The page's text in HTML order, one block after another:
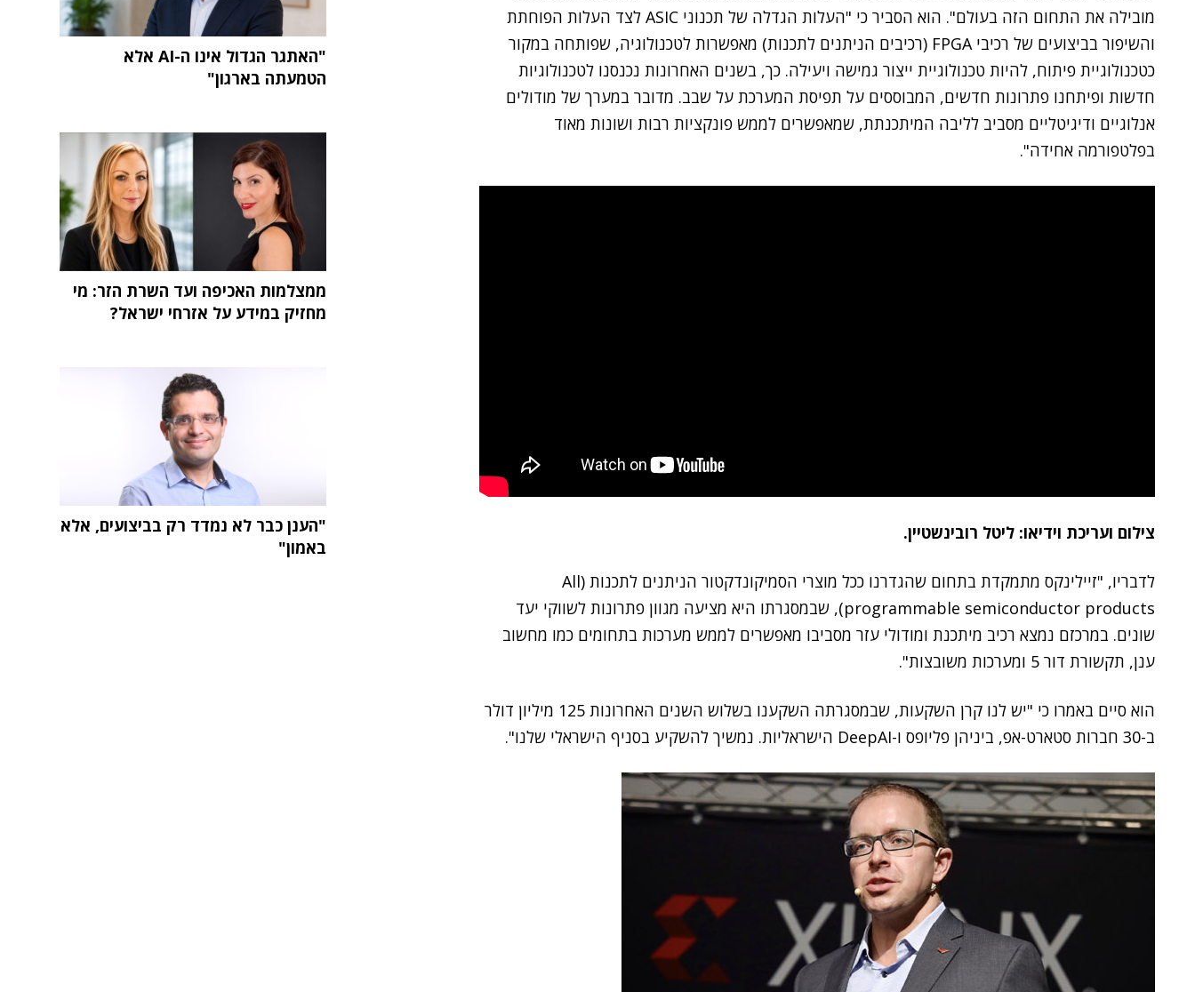
מובילה את התחום הזה בעולם". הוא הסביר כי "העלות הגדלה של תכנוני ASIC לצד העלות הפוחתת
והשיפור בביצועים של רכיבי FPGA (רכיבים הניתנים לתכנות) מאפשרות לטכנולוגיה, שפותחה במקור
כטכנולוגיית פיתוח, להיות טכנולוגיית ייצור גמישה ויעילה. כך, בשנים האחרונות נכנסנו לטכנולוגיות
חדשות ופיתחנו פתרונות חדשים, המבוססים על תפיסת המערכת על שבב. מדובר במערך של מודולים
אנלוגיים ודיגיטליים מסביב לליבה המיתכנתת, שמאפשרים לממש פונקציות רבות ושונות מאוד
בפלטפורמה אחידה".
צילום ועריכת וידיאו: ליטל רובינשטיין.
לדבריו, "זיילינקס מתמקדת בתחום שהגדרנו ככל מוצרי הסמיקונדקטור הניתנים לתכנות (All
programmable semiconductor products), שבמסגרתו היא מציעה מגוון פתרונות לשווקי יעד
שונים. במרכזם נמצא רכיב מיתכנת ומודולי עזר מסביבו מאפשרים לממש מערכות בתחומים כמו מחשוב
ענן, תקשורת דור 5 ומערכות משובצות".
הוא סיים באמרו כי "יש לנו קרן השקעות, שבמסגרתה השקענו בשלוש השנים האחרונות 125 מיליון דולר
ב-30 חברות סטארט-אפ, ביניהן פליופס ו-DeepAI הישראליות. נמשיך להשקיע בסניף הישראלי שלנו".
"האתגר הגדול אינו ה-AI אלא
הטמעתה בארגון"
ממצלמות האכיפה ועד השרת הזר: מי
מחזיק במידע על אזרחי ישראל?
"הענן כבר לא נמדד רק בביצועים, אלא
באמון"